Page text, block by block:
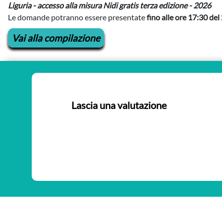
Liguria - accesso alla misura Nidi gratis terza edizione - 2026
Le domande potranno essere presentatefino alle ore 17:30
Vai alla compilazione
Lascia una valutazione